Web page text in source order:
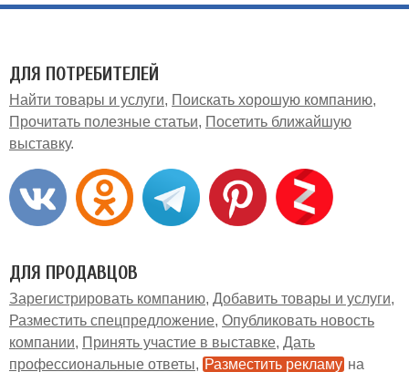
ДЛЯ ПОТРЕБИТЕЛЕЙ
Найти товары и услуги
Поискать хорошую компанию
Прочитать полезные статьи
Посетить ближайшую
выставку
ДЛЯ ПРОДАВЦОВ
Зарегистрировать компанию Добавить товары и услуги
Разместить спецпредложение Опубликовать новость
компании
Принять участие в выставке Дать
профессиональные ответы
Разместить рекламу на